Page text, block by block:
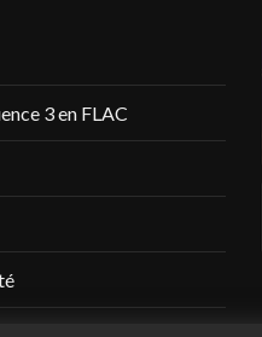
3 en FLAC